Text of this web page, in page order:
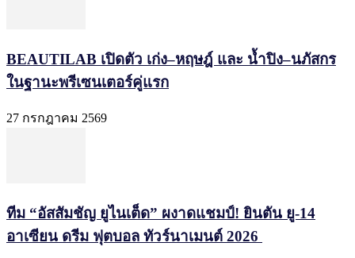
BEAUTILAB เปิดตัว เก่ง–หฤษฎ์ และ น้ำปิง–นภัสกร
ในฐานะพรีเซนเตอร์คู่แรก
27 กรกฎาคม 2569
ทีม “อัสสัมชัญ ยูไนเต็ด” ผงาดแชมป์! ยินตัน ยู-14
อาเซียน ดรีม ฟุตบอล ทัวร์นาเมนต์ 2026